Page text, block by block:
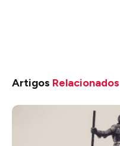
Artigos Relacionados